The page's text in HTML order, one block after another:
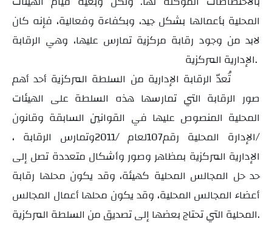
المحلية بأعمالها بشكل جيد، وبكفاءة وفعالية، فإنه كان
لابد من وجود رقابة مركزية تمارس عليها، وهي الرقابة
الإدارية المركزية.
تُعدّ الرقابة الإدارية من السلطة المركزية أحد أهم
صور الرقابة التي تمارسها هذه السلطة على الهيئات
المحلية المنصوص عليها في القوانين السابقة وقانون
الإدارة المحلية رقم/
107/ لعام 2011
، وتمارس الرقابة
الإدارية المركزية بمظاهر وصور وأشكال متعددة تصل إلى
حد حل المجالس المحلية كهيئة، وقد يكون محلها رقابة
أعضاء المجالس المحلية، وقد يكون محلها أعمال المجالس
المحلية التي تحتاج بعضها إلى تصديق من السلطة المركزية.